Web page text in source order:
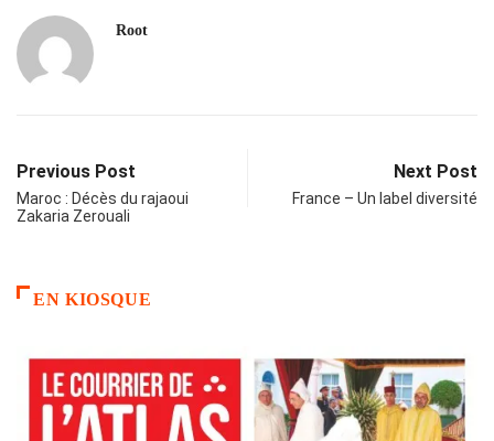
Root
Previous Post
Maroc : Décès du rajaoui
Zakaria Zerouali
Next Post
France – Un label diversité
EN KIOSQUE